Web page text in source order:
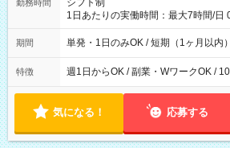
勤務時間
シフト制
1日あたりの実働時間：最大7時間/
間は 試験により異なります。
期間 単発・1日のみOK / 短期（1ヶ月以内）
特徴 週1日からOK / 副業・WワークOK /
気になる！ 応募する